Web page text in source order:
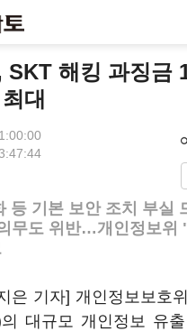
SKT 해킹 과징금
대
등 기본 보안 조치 부실
무도 위반…개인정보위
은 기자] 개인정보보호
의 대규모 개인정보 유